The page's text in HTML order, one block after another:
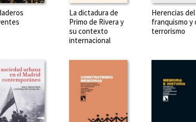
La dictadura de
Primo de Rivera y
su contexto
internacional
Herencias del
franquismo y
terrorismo